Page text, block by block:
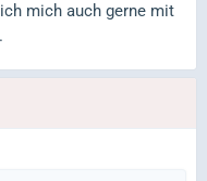
mich auch gerne mit